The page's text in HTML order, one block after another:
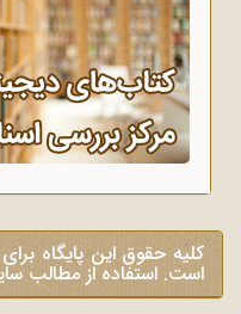
کلیه حقوق این پایگاه
است. استفاده از مطالب